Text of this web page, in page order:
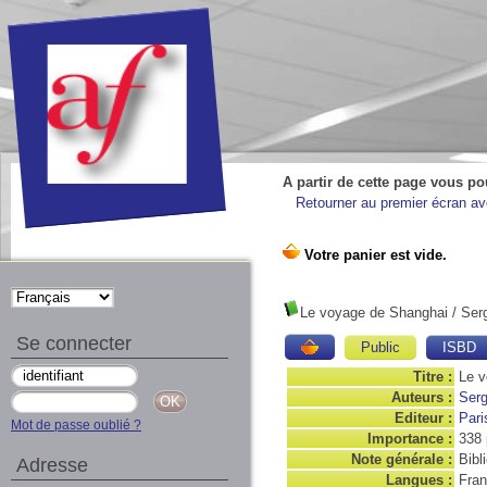
A partir de cette page vous
Retourner au premier écran
Le voyage de Shanghai /
Public
ISBD
Titre : Le
Auteurs :
Editeur :
Importance : 338
Note générale :
Langues :
Se connecter
Mot de passe oublié ?
Adresse